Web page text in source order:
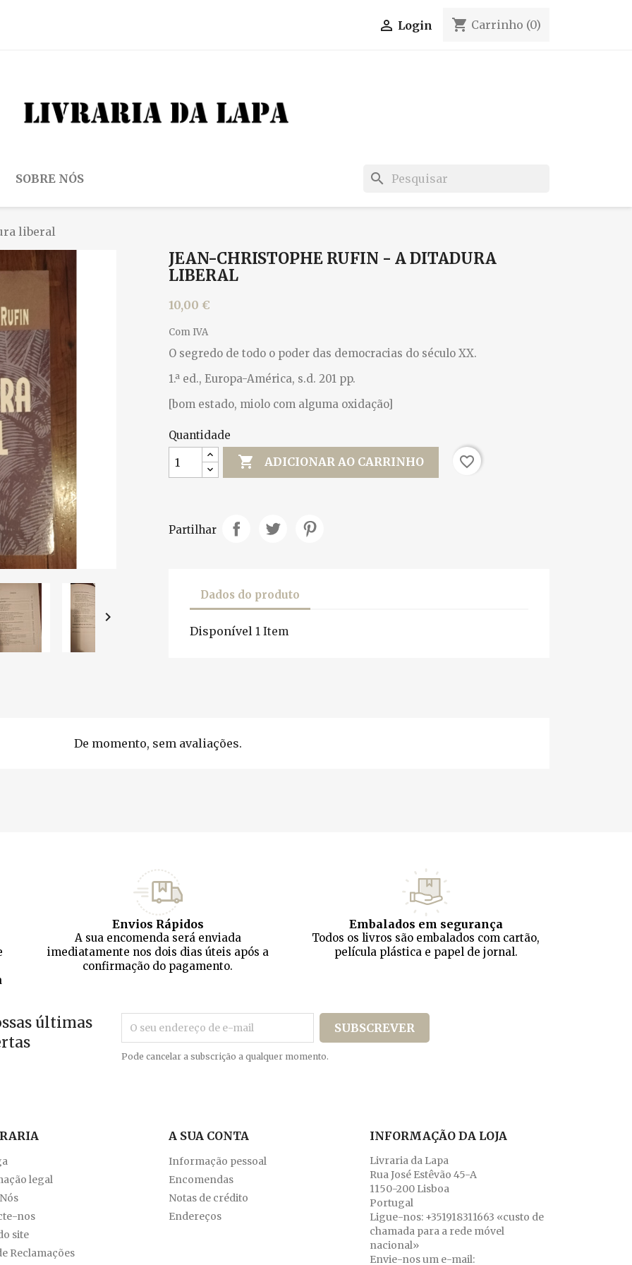
 Login shopping_cart Carrinho (0)
SOBRE NÓS search
liberal

JEAN-CHRISTOPHE RUFIN - A DITADURA
LIBERAL
10,00 €
Com IVA
O segredo de todo o poder das democracias do século XX.
1.ª ed., Europa-América, s.d. 201 pp.
[bom estado, miolo com alguma oxidação]
Quantidade
 ADICIONAR AO CARRINHO favorite_border
Partilhar
Dados do produto
Disponível 1 Item
De momento, sem avaliações.
Envios Rápidos
A sua encomenda será enviada
imediatamente nos dois dias úteis após a
confirmação do pagamento.
Embalados em segurança
Todos os livros são embalados com cartão,
película plástica e papel de jornal.
últimas
Pode cancelar a subscrição a qualquer momento.
legal
nos
site
Reclamações
A SUA CONTA
Informação pessoal
Encomendas
Notas de crédito
Endereços
INFORMAÇÃO DA LOJA
Livraria da Lapa
Rua José Estêvão 45-A
1150-200 Lisboa
Portugal
Ligue-nos: +351918311663 «custo de
chamada para a rede móvel
nacional»
Envie-nos um e-mail: